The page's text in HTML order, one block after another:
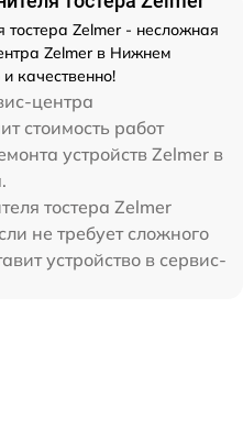
Zelmer - несложная
Zelmer в Нижнем
качественно!
центра
стоимость работ
устройств Zelmer в
тостера Zelmer
не требует сложного
устройство в сервис-